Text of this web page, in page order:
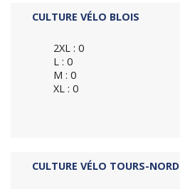
CULTURE VÉLO BLOIS
2XL : 0
L : 0
M : 0
XL : 0
CULTURE VÉLO TOURS-NORD